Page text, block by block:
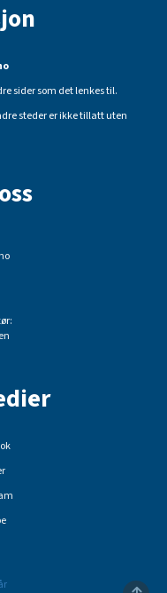
sider som det lenkes til.
steder er ikke tillatt uten